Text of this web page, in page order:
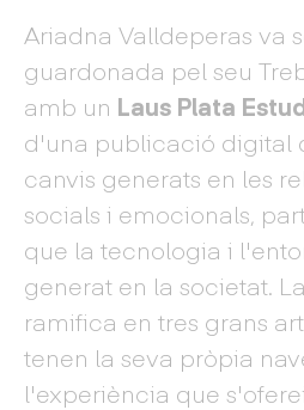
Ariadna Valldeperas va
guardonada pel seu
amb un Laus Plata
d'una publicació digital
canvis generats en les
socials i emocionals,
que la tecnologia i
generat en la societat.
ramifica en tres grans
tenen la seva pròpia
l'experiència que